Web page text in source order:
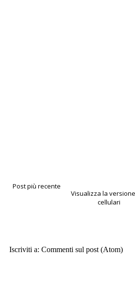
Post più recente
Visualizza la
cellulari
Iscriviti a:Commenti sul post (Atom)